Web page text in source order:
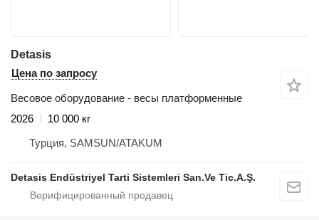
Detasis
Цена по запросу
Весовое оборудование - весы платформенные
2026
10 000 кг
Турция, SAMSUN/ATAKUM
Detasis Endüstriyel Tarti Sistemleri San.Ve Tic.A.Ş.